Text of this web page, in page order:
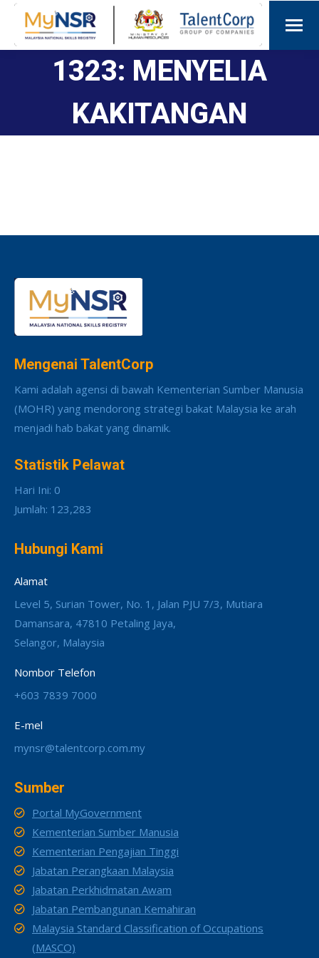
1323: MENYELIA
KAKITANGAN
Mengenai TalentCorp
Kami adalah agensi di bawah Kementerian Sumber Manusia
(MOHR) yang mendorong strategi bakat Malaysia ke arah
menjadi hab bakat yang dinamik.
Statistik Pelawat
Hari Ini: 0
Jumlah: 123,283
Hubungi Kami
Alamat
Level 5, Surian Tower, No. 1, Jalan PJU 7/3, Mutiara
Damansara, 47810 Petaling Jaya,
Selangor, Malaysia
Nombor Telefon
+603 7839 7000
E-mel
mynsr@talentcorp.com.my
Sumber
Portal MyGovernment
Kementerian Sumber Manusia
Kementerian Pengajian Tinggi
Jabatan Perangkaan Malaysia
Jabatan Perkhidmatan Awam
Jabatan Pembangunan Kemahiran
Malaysia Standard Classification of Occupations
(MASCO)